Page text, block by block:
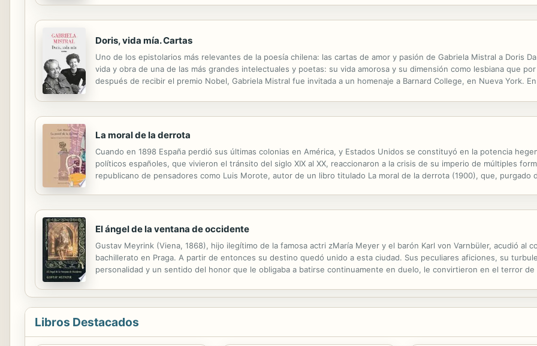
Doris, vida mía. Cartas
Uno de los epistolarios más relevantes de la poesía chilena: las cartas de amor y pasión de Gabriela Mistral a Doris
vida y obra de una de las más grandes intelectuales y poetas: su vida amorosa y su dimensión como lesbiana que
después de recibir el premio Nobel, Gabriela Mistral fue invitada a un homenaje a Barnard College, en Nueva York.
La moral de la derrota
Cuando en 1898 España perdió sus últimas colonias en América, y Estados Unidos se constituyó en la potencia
políticos españoles, que vivieron el tránsito del siglo XIX al XX, reaccionaron a la crisis de su imperio de múltiples
republicano de pensadores como Luis Morote, autor de un libro titulado La moral de la derrota (1900), que, purgado
El ángel de la ventana de occidente
Gustav Meyrink (Viena, 1868), hijo ilegítimo de la famosa actri zMaría Meyer y el barón Karl von Varnbüler, acudió al
bachillerato en Praga. A partir de entonces su destino quedó unido a esta ciudad. Sus peculiares aficiones, su
personalidad y un sentido del honor que le obligaba a batirse continuamente en duelo, le convirtieron en el terror
Libros Destacados